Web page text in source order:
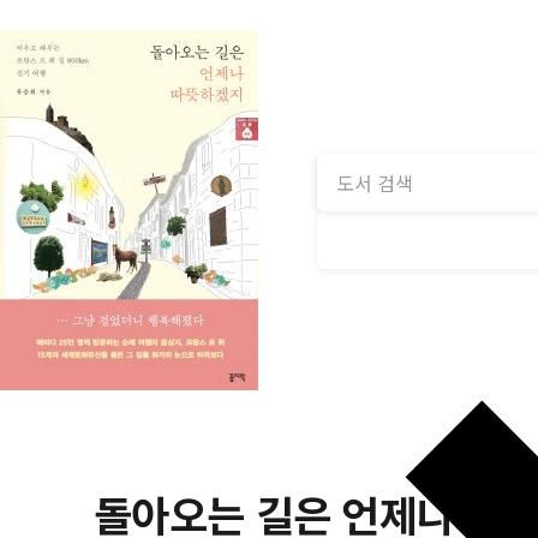
돌아오는 길은 언제나 따